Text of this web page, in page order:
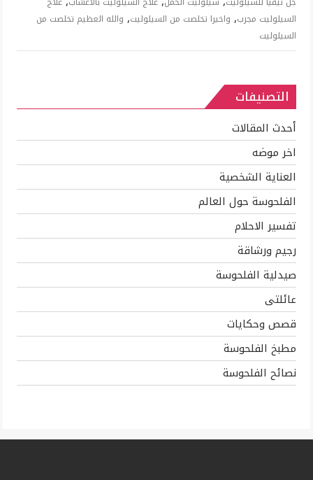
السيلوليت مجرب, واخيرا تخلصت من السيلوليت, والله العظيم تخلصت من
السيلوليت
التصنيفات
أحدث المقالات
اخر موضه
العناية الشخصية
الفلحوسة حول العالم
تفسير الاحلام
رجيم ورشاقة
صيدلية الفلحوسة
عائلتى
قصص وحكايات
مطبخ الفلحوسة
نصائح الفلحوسة